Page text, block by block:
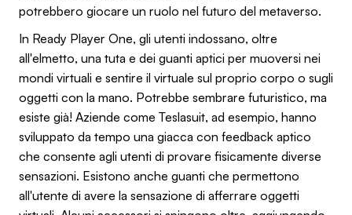
potrebbero giocare un ruolo nel futuro del metaverso.
In Ready Player One, gli utenti indossano, oltre
all'elmetto, una tuta e dei guanti aptici per muoversi nei
mondi virtuali e sentire il virtuale sul proprio corpo o sugli
oggetti con la mano. Potrebbe sembrare futuristico, ma
esiste già! Aziende come Teslasuit, ad esempio, hanno
sviluppato da tempo una giacca con feedback aptico
che consente agli utenti di provare fisicamente diverse
sensazioni. Esistono anche guanti che permettono
all'utente di avere la sensazione di afferrare oggetti